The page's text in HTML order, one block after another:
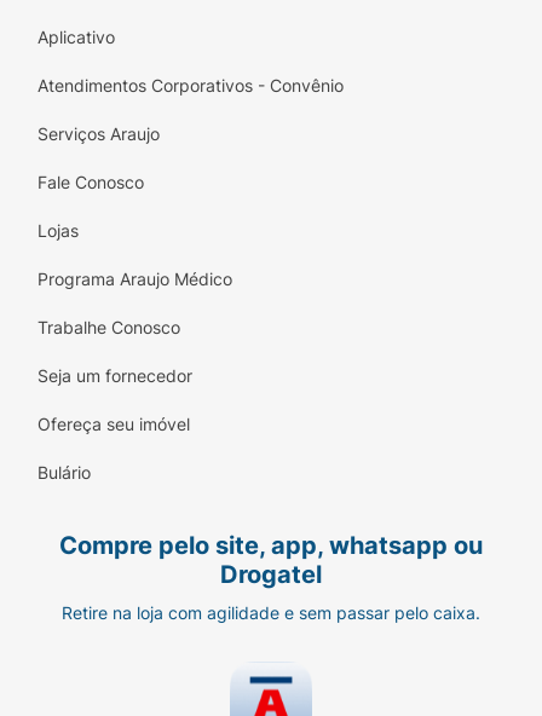
moderno.
Conforto:Estrutura leve que não pesa no
estilos e ilumina o olhar.
Especificações Técnicas:
Marca:MIÓ
Modelo:Leitura / Lupa
Grau:+1,00 (Dioptria)
Cor da Armação:
(Cristal)
Aplicativo
Atendimentos Corporativos - Convênio
Serviços Araujo
Fale Conosco
Lojas
Programa Araujo Médico
Trabalhe Conosco
Seja um fornecedor
Ofereça seu imóvel
Bulário
Compre pelo site, app, whatsapp ou
Drogatel
Retire na loja com agilidade e sem passar pelo caixa.